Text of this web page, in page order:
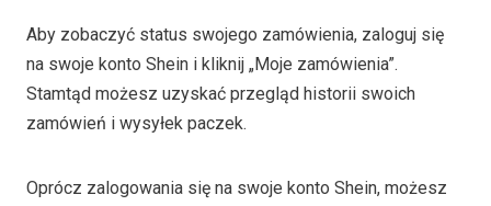
Aby zobaczyć status swojego zamówienia, zaloguj się
na swoje konto Shein i kliknij „Moje zamówienia”.
Stamtąd możesz uzyskać przegląd historii swoich
zamówień i wysyłek paczek.
Oprócz zalogowania się na swoje konto Shein, możesz